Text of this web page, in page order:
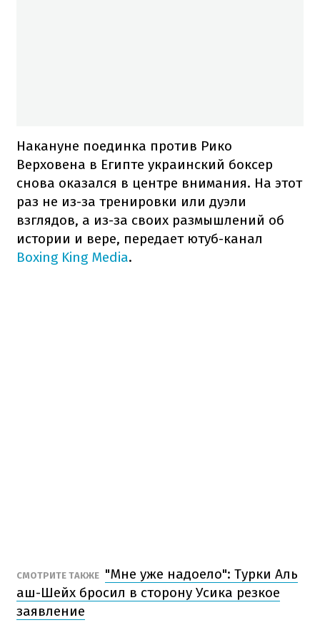
Накануне поединка против Рико
Верховена в Египте украинский боксер
снова оказался в центре внимания. На этот
раз не из-за тренировки или дуэли
взглядов, а из-за своих размышлений об
истории и вере, передает ютуб-канал
Boxing King Media.
СМОТРИТЕ ТАКЖЕ "Мне уже надоело": Турки Аль
аш-Шейх бросил в сторону Усика резкое
заявление